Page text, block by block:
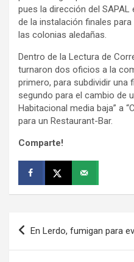
pues la dirección del
de la instalación finales
las colonias aledañas.
Dentro de la Lectura de
turnaron dos oficios a la
primero, para subdividir una
segundo para el cambio de
Habitacional media baja” a
para un Restaurant-Bar.
Comparte!
Navegación
En Lerdo, fumigan para